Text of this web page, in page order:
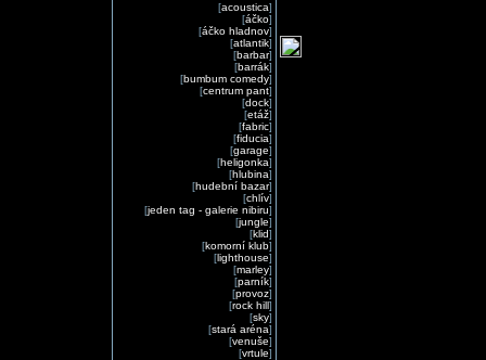
[acoustica]
[áčko]
[áčko hladnov]
[atlantik]
[barbar]
[barrák]
[bumbum comedy]
[centrum pant]
[dock]
[etáž]
[fabric]
[fiducia]
[garage]
[heligonka]
[hlubina]
[hudební bazar]
[chlív]
[jeden tag - galerie nibiru]
[jungle]
[klid]
[komorní klub]
[lighthouse]
[marley]
[parník]
[provoz]
[rock hill]
[sky]
[stará aréna]
[venuše]
[vrtule]